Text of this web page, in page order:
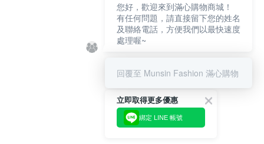
立即取得更多優惠
綁定 LINE 帳號
您好，歡迎來到滿心購物商城！
有任何問題，請直接留下您的姓名
及聯絡電話，方便我們以最快速度
處理喔~
回覆至 Munsin Fashion 滿心購物